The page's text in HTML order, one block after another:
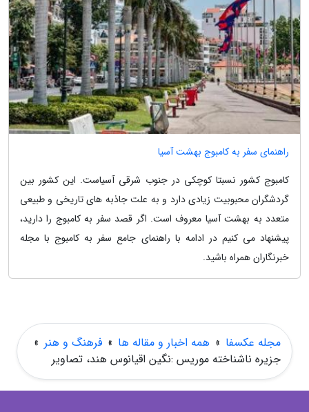
راهنمای سفر به کامبوج بهشت آسیا
کامبوج کشور نسبتا کوچکی در جنوب شرقی آسیاست. این کشور بین
گردشگران محبوبیت زیادی دارد و به علت جاذبه های تاریخی و طبیعی
متعدد به بهشت آسیا معروف است. اگر قصد سفر به کامبوج را دارید،
پیشنهاد می کنیم در ادامه با راهنمای جامع سفر به کامبوج با مجله
خبرنگاران همراه باشید.
مجله عکسفا » همه اخبار و مقاله ها » فرهنگ و هنر »
جزیره ناشناخته موریس :نگین اقیانوس هند، تصاویر